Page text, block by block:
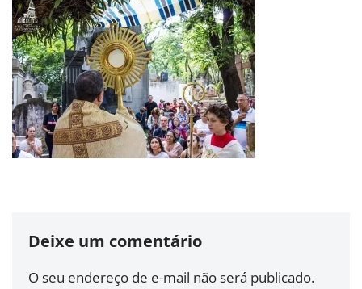
Deixe um comentário
O seu endereço de e-mail não será publicado.